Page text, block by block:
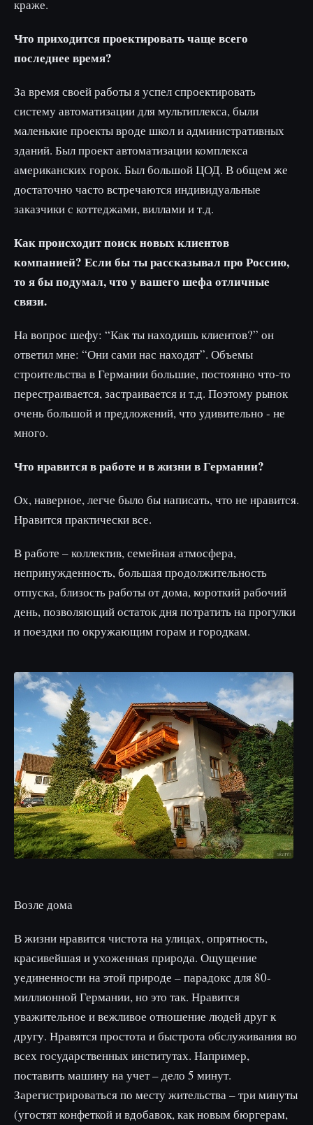
краже.
Что приходится проектировать чаще всего
последнее время?
За время своей работы я успел спроектировать
систему автоматизации для мультиплекса, были
маленькие проекты вроде школ и административных
зданий. Был проект автоматизации комплекса
американских горок. Был большой ЦОД. В общем же
достаточно часто встречаются индивидуальные
заказчики с коттеджами, виллами и т.д.
Как происходит поиск новых клиентов
компанией? Если бы ты рассказывал про Россию,
то я бы подумал, что у вашего шефа отличные
связи.
На вопрос шефу: “Как ты находишь клиентов?” он
ответил мне: “Они сами нас находят”. Объемы
строительства в Германии большие, постоянно что-то
перестраивается, застраивается и т.д. Поэтому рынок
очень большой и предложений, что удивительно - не
много.
Что нравится в работе и в жизни в Германии?
Ох, наверное, легче было бы написать, что не нравится.
Нравится практически все.
В работе – коллектив, семейная атмосфера,
непринужденность, большая продолжительность
отпуска, близость работы от дома, короткий рабочий
день, позволяющий остаток дня потратить на прогулки
и поездки по окружающим горам и городкам.
Возле дома
В жизни нравится чистота на улицах, опрятность,
красивейшая и ухоженная природа. Ощущение
уединенности на этой природе – парадокс для 80-
миллионной Германии, но это так. Нравится
уважительное и вежливое отношение людей друг к
другу. Нравятся простота и быстрота обслуживания во
всех государственных институтах. Например,
поставить машину на учет – дело 5 минут.
Зарегистрироваться по месту жительства – три минуты
(угостят конфеткой и вдобавок, как новым бюргерам,